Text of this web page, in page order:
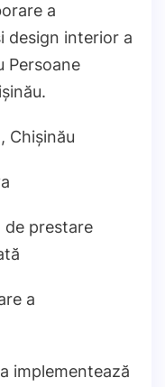
a
design interior a
Persoane
Chișinău
prestare
a
implementează